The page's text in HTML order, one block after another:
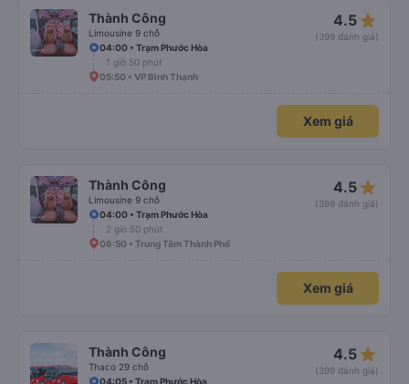
Thành Công
Limousine 9 chỗ
4.5 star_rate
(399 đánh giá)
04:00 • Trạm Phước Hòa
1 giờ 50 phút
05:50 • VP Bình Thạnh
Xem giá
Thành Công
Limousine 9 chỗ
4.5 star_rate
(399 đánh giá)
04:00 • Trạm Phước Hòa
2 giờ 50 phút
06:50 • Trung Tâm Thành Phố
Xem giá
Thành Công
Thaco 29 chỗ
4.5 star_rate
(399 đánh giá)
04:05 • Trạm Phước Hòa